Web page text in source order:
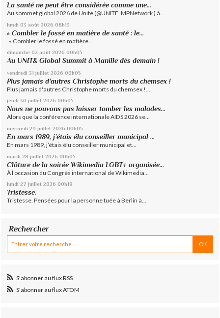
La santé ne peut être considérée comme une...
Au sommet global 2026 de Unite (@UNITE_MPNetwork ) à...
lundi 03 août 2026 08h13
« Combler le fossé en matière de santé : le...
« Combler le fossé en matière...
dimanche 02 août 2026 00h05
Au UNIT& Global Summit à Manille dès demain !
vendredi 31 juillet 2026 00h05
Plus jamais d'autres Christophe morts du chemsex !
Plus jamais d'autres Christophe morts du chemsex !...
jeudi 30 juillet 2026 00h05
Nous ne pouvons pas laisser tomber les malades...
Alors que la conférence internationale AIDS 2026 se...
mercredi 29 juillet 2026 00h05
En mars 1989, j’étais élu conseiller municipal ...
En mars 1989, j’étais élu conseiller municipal et...
mardi 28 juillet 2026 00h05
Clôture de la soirée Wikimedia LGBT+ organisée...
À l’occasion du Congrès international de Wikimedia...
lundi 27 juillet 2026 00h19
Tristesse.
Tristesse. Pensées pour la personne tuée à Berlin à...
Rechercher
S'abonner au flux RSS
S'abonner au flux ATOM